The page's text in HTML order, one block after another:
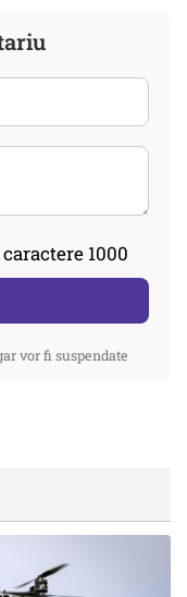
1000
vor fi suspendate